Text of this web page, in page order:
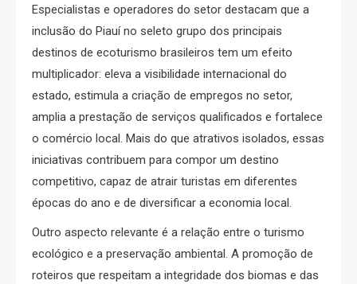
Especialistas e operadores do setor destacam que a
inclusão do Piauí no seleto grupo dos principais
destinos de ecoturismo brasileiros tem um efeito
multiplicador: eleva a visibilidade internacional do
estado, estimula a criação de empregos no setor,
amplia a prestação de serviços qualificados e fortalece
o comércio local. Mais do que atrativos isolados, essas
iniciativas contribuem para compor um destino
competitivo, capaz de atrair turistas em diferentes
épocas do ano e de diversificar a economia local.
Outro aspecto relevante é a relação entre o turismo
ecológico e a preservação ambiental. A promoção de
roteiros que respeitam a integridade dos biomas e das